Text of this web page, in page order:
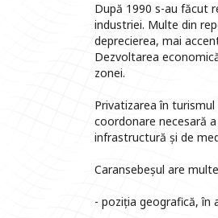
După 1990 s-au făcut
industriei. Multe din
deprecierea, mai
Dezvoltarea
zonei.
Privatizarea în
coordonare necesară
infrastructură și de
Caransebeșul are
- poziția geografică, în